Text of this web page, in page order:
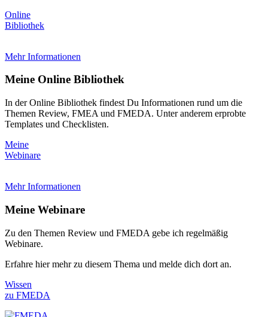
Online
Bibliothek
Mehr Informationen
Meine Online Bibliothek
In der Online Bibliothek findest Du Informationen rund um die
Themen Review, FMEA und FMEDA. Unter anderem erprobte
Templates und Checklisten.
Meine
Webinare
Mehr Informationen
Meine Webinare
Zu den Themen Review und FMEDA gebe ich regelmäßig
Webinare.
Erfahre hier mehr zu diesem Thema und melde dich dort an.
Wissen
zu FMEDA